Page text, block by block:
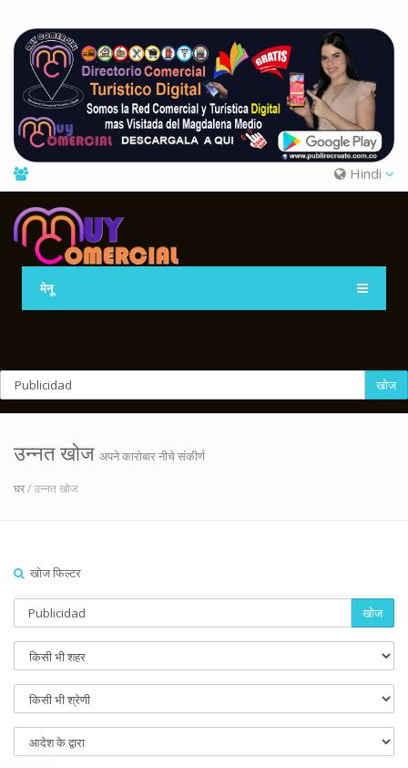
Hindi
मेनू
खोज
उन्नत खोज अपने कारोबार नीचे संकीर्ण
घर/ उन्नत खोज
खोज फिल्टर
खोज